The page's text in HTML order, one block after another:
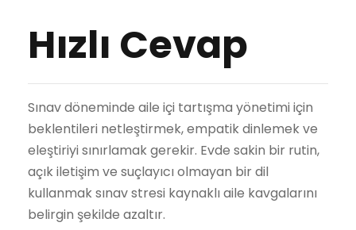
Hızlı Cevap
Sınav döneminde aile içi tartışma yönetimi için
beklentileri netleştirmek, empatik dinlemek ve
eleştiriyi sınırlamak gerekir. Evde sakin bir rutin,
açık iletişim ve suçlayıcı olmayan bir dil
kullanmak sınav stresi kaynaklı aile kavgalarını
belirgin şekilde azaltır.